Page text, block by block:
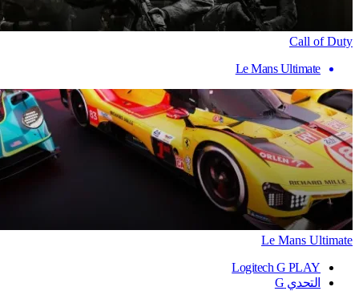
Call of Duty
Le Mans Ultimate
Le Mans Ultimate
Logitech G PLAY
التحدي G